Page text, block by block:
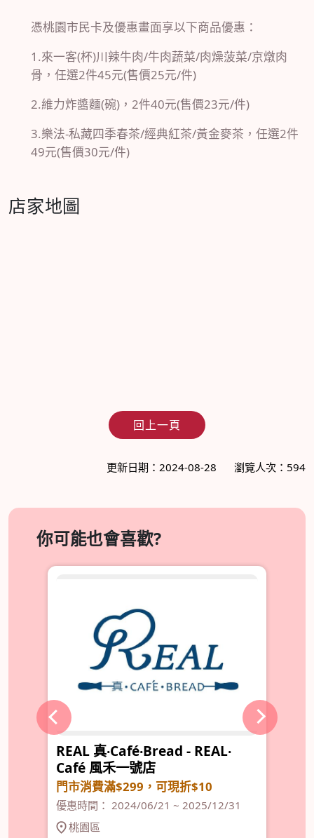
憑桃園市民卡及優惠畫面享以下商品優惠：
1.來一客(杯)川辣牛肉/牛肉蔬菜/肉燥菠菜/京燉肉
骨，任選2件45元(售價25元/件)
2.維力炸醬麵(碗)，2件40元(售價23元/件)
3.樂法-私藏四季春茶/經典紅茶/黃金麥茶，任選2件
49元(售價30元/件)
店家地圖
回上一頁
更新日期：2024-08-28 瀏覽人次：594
你可能也會喜歡?
REAL 真‧Café‧Bread - REAL‧
Café 風禾一號店
門市消費滿$299，可現折$10
優惠時間： 2024/06/21 ~ 2025/12/31
桃園區